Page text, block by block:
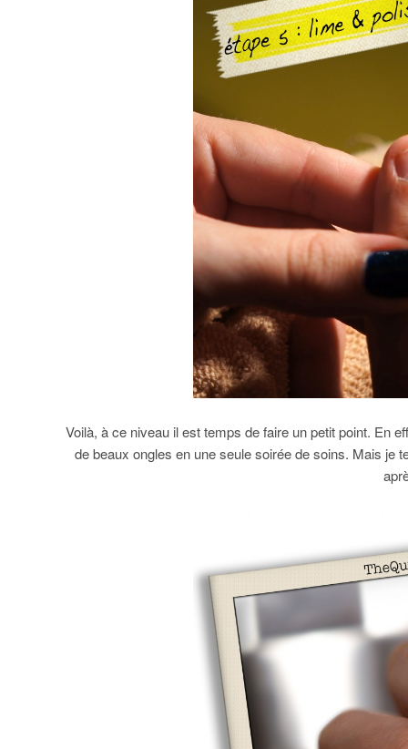
Voilà, à ce niveau il est temps de faire un petit point. En
de beaux ongles en une seule soirée de soins. Mais je